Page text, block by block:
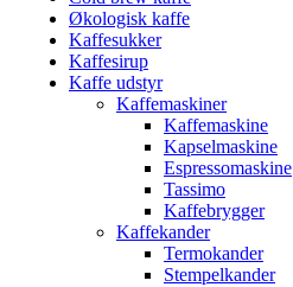
Økologisk kaffe
Kaffesukker
Kaffesirup
Kaffe udstyr
Kaffemaskiner
Kaffemaskine
Kapselmaskine
Espressomaskine
Tassimo
Kaffebrygger
Kaffekander
Termokander
Stempelkander